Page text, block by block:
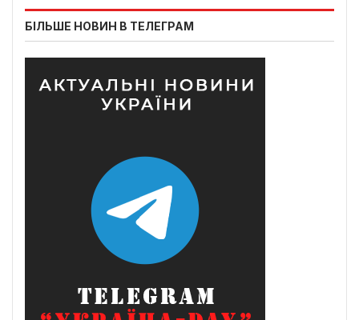
БІЛЬШЕ НОВИН В ТЕЛЕГРАМ